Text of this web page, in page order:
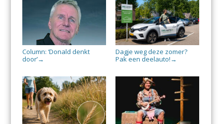
Column: ‘Donald denkt
door’→
Dagje weg deze zomer?
Pak een deelauto! →